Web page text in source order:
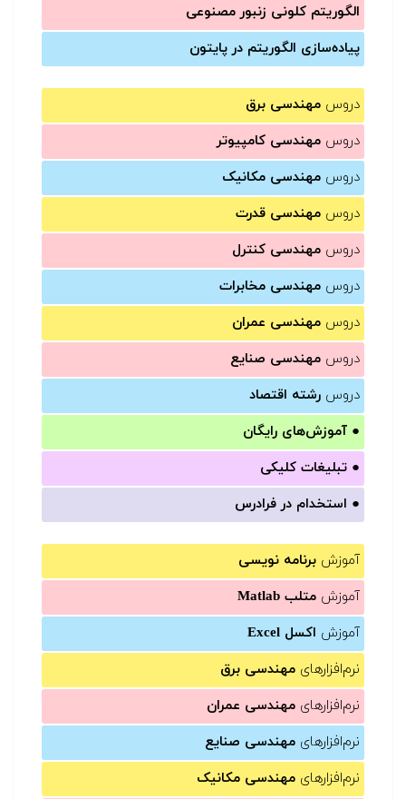
الگوریتم کلونی زنبور مصنوعی
پیاده‌سازی الگوریتم در پایتون
دروس مهندسی برق
دروس مهندسی کامپیوتر
دروس مهندسی مکانیک
دروس مهندسی قدرت
دروس مهندسی کنترل
دروس مهندسی مخابرات
دروس مهندسی عمران
دروس مهندسی صنایع
دروس رشته اقتصاد
● آموزش‌های رایگان
● تبلیغات کلیکی
● استخدام در فرادرس
آموزش برنامه نویسی
آموزش متلب Matlab
آموزش اکسل Excel
نرم‌افزارهای مهندسی برق
نرم‌افزارهای مهندسی عمران
نرم‌افزارهای مهندسی صنایع
نرم‌افزارهای مهندسی مکانیک